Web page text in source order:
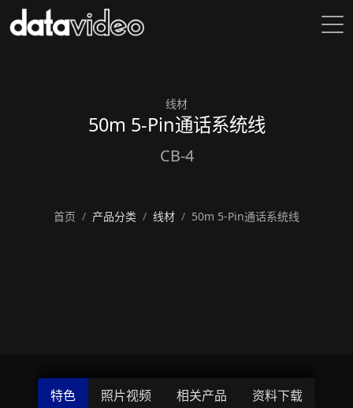
线材
50m 5-Pin通话系统线
CB-4
首页 产品分类 线材 50m 5-Pin通话系统线
特色 照片视频 相关产品 资料下载